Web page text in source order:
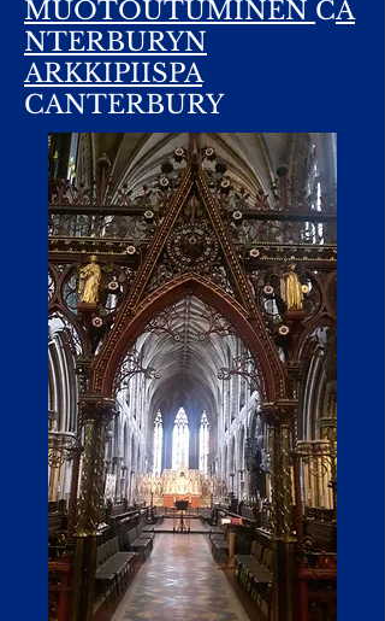
MUOTOUTUMINEN CA
NTERBURYN
ARKKIPIISPA
CANTERBURY